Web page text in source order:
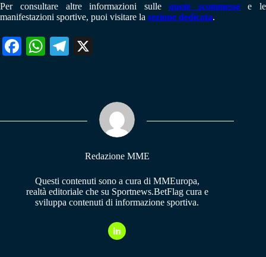
Per consultare altre informazioni sulle quote scommessee le
manifestazioni sportive, puoi visitare la sezione dedicata.
Fa W
pp
Te
m
Redazione MME
Questi contenuti sono a cura di MMEuropa,
realtà editoriale che su Sportnews.BetFlag cura e
sviluppa contenuti di informazione sportiva.